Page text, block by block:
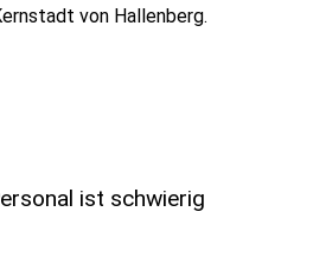
von Hallenberg.
ist schwierig